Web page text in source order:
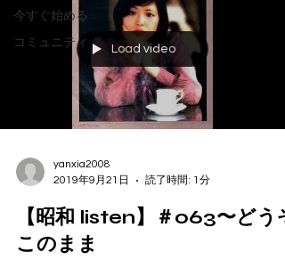
今すぐ始める
コミュニティ Load video
yanxia2008
2019年9月21日
読了時間: 1分
【昭和 listen】＃063〜どうぞ
このまま